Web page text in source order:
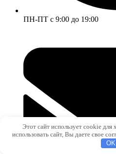
ПН-ПТ с 9:00 до 19:00
Этот сайт использует cookie
использовать сайт, Вы даете свое
OK